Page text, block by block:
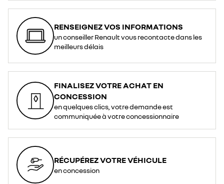
RENSEIGNEZ VOS INFORMATIONS
un conseiller Renault vous recontacte dans les
meilleurs délais
FINALISEZ VOTRE ACHAT EN
CONCESSION
en quelques clics, votre demande est
communiquée à votre concessionnaire
RÉCUPÉREZ VOTRE VÉHICULE
en concession